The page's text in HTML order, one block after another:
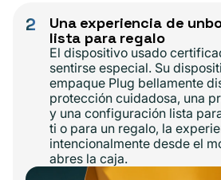
2
Una experiencia de
lista para regalo
El dispositivo usado
sentirse especial. Su
empaque Plug bellamente
protección cuidadosa, una
y una configuración lista
ti o para un regalo, la
intencionalmente desde el
abres la caja.